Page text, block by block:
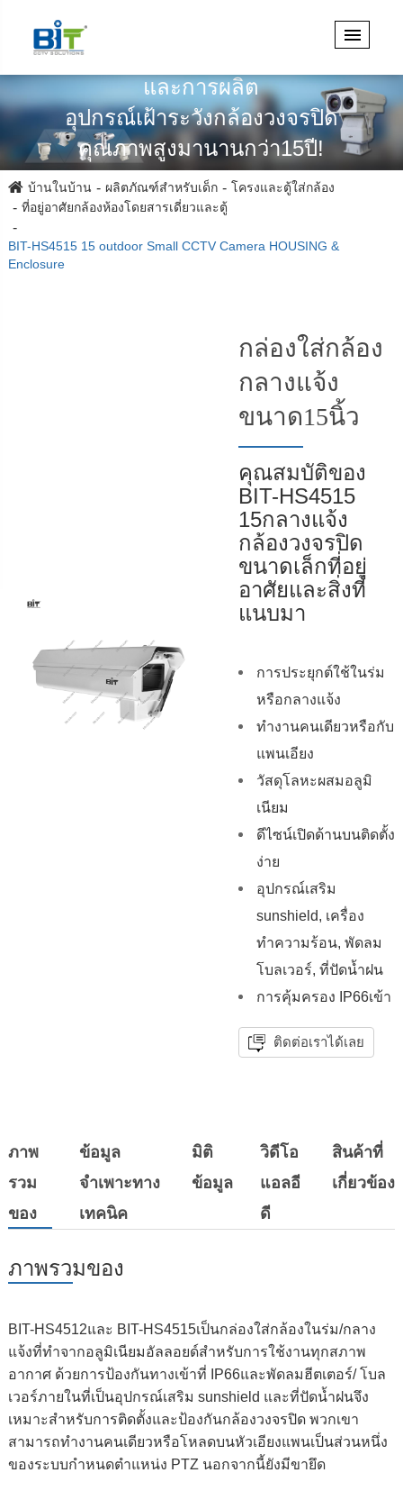
เชี่ยวชาญในการออกแบบวิศวกรรม
และการผลิต
อุปกรณ์เฝ้าระวังกล้องวงจรปิด
คุณภาพสูงมานานกว่า15ปี!
บ้านในบ้าน ผลิตภัณฑ์สำหรับเด็ก
โครงและตู้ใส่กล้อง
ที่อยู่อาศัยกล้องห้องโดยสารเดี่ยวและตู้
BIT-HS4515 15 outdoor Small CCTV Camera HOUSING &
Enclosure
กล่องใส่กล้อง
กลางแจ้ง
ขนาด15นิ้ว
คุณสมบัติของ
BIT-HS4515
15กลางแจ้ง
กล้องวงจรปิด
ขนาดเล็กที่อยู่
อาศัยและสิ่งที่
แนบมา
การประยุกต์ใช้ในร่ม
หรือกลางแจ้ง
ทำงานคนเดียวหรือกับ
แพนเอียง
วัสดุโลหะผสมอลูมิ
เนียม
ดีไซน์เปิดด้านบนติดตั้ง
ง่าย
อุปกรณ์เสริม
sunshield, เครื่อง
ทำความร้อน, พัดลม
โบลเวอร์, ที่ปัดน้ำฝน
การคุ้มครอง IP66เข้า
ติดต่อเราได้เลย
ภาพ
รวม
ของ
ข้อมูล
จำเพาะทาง
เทคนิค
มิติ
ข้อมูล
วิดีโอ
แอลอี
ดี
สินค้าที่
เกี่ยวข้อง
ภาพรวมของ
BIT-HS4512และ BIT-HS4515เป็นกล่องใส่กล้องในร่ม/กลาง
แจ้งที่ทำจากอลูมิเนียมอัลลอยด์สำหรับการใช้งานทุกสภาพ
อากาศ ด้วยการป้องกันทางเข้าที่ IP66และพัดลมฮีตเตอร์/ โบล
เวอร์ภายในที่เป็นอุปกรณ์เสริม sunshield และที่ปัดน้ำฝนจึง
เหมาะสำหรับการติดตั้งและป้องกันกล้องวงจรปิด พวกเขา
สามารถทำงานคนเดียวหรือโหลดบนหัวเอียงแพนเป็นส่วนหนึ่ง
ของระบบกำหนดตำแหน่ง PTZ นอกจากนี้ยังมีขายึด